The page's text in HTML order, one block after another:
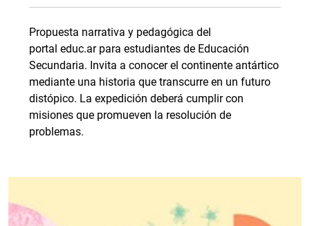
Propuesta narrativa y pedagógica del
portal educ.ar para estudiantes de Educación
Secundaria. Invita a conocer el continente antártico
mediante una historia que transcurre en un futuro
distópico. La expedición deberá cumplir con
misiones que promueven la resolución de
problemas.